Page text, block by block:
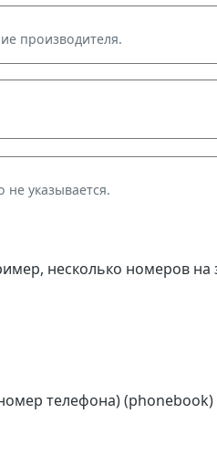
производителя.
указывается.
несколько номеров на
телефона) (phonebook)